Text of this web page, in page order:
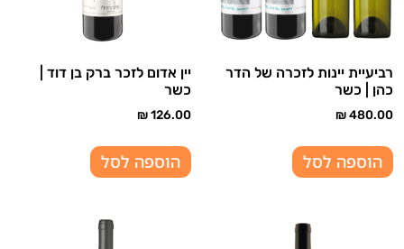
רביעיית יינות לזכרה של הדר
כהן | כשר
₪480.00
הוספה לסל
יין אדום לזכר ברק בן דוד |
כשר
₪126.00
הוספה לסל